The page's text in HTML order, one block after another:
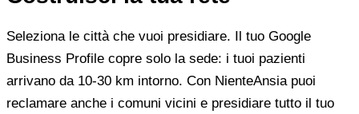
Seleziona le città che vuoi presidiare. Il tuo Google
Business Profile copre solo la sede: i tuoi pazienti
arrivano da 10-30 km intorno. Con NienteAnsia puoi
reclamare anche i comuni vicini e presidiare tutto il tuo